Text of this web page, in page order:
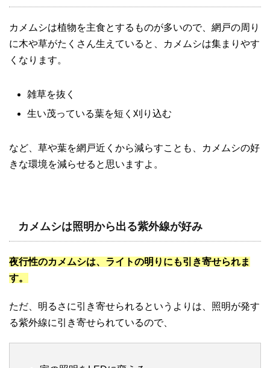
カメムシは植物を主食とするものが多いので、網戸の周り
に木や草がたくさん生えていると、カメムシは集まりやす
くなります。
雑草を抜く
生い茂っている葉を短く刈り込む
など、草や葉を網戸近くから減らすことも、カメムシの好
きな環境を減らせると思いますよ。
カメムシは照明から出る紫外線が好み
夜行性のカメムシは、ライトの明りにも引き寄せられま
す。
ただ、明るさに引き寄せられるというよりは、照明が発す
る紫外線に引き寄せられているので、